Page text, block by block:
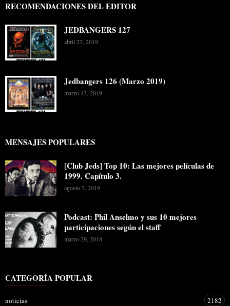
RECOMENDACIONES DEL EDITOR
JEDBANGERS 127
abril 27, 2019
Jedbangers 126 (Marzo 2019)
marzo 13, 2019
MENSAJES POPULARES
[Club Jeds] Top 10: Las mejores películas de
1999. Capítulo 3.
agosto 7, 2019
Podcast: Phil Anselmo y sus 10 mejores
participaciones según el staff
marzo 29, 2018
CATEGORÍA POPULAR
noticias
2182